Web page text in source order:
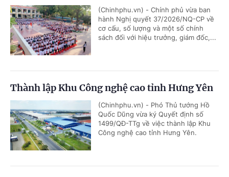
(Chinhphu.vn) - Chính phủ vừa ban
hành Nghị quyết 37/2026/NQ-CP về
cơ cấu, số lượng và một số chính
sách đối với hiệu trưởng, giám đốc,...
Thành lập Khu Công nghệ cao tỉnh Hưng Yên
(Chinhphu.vn) - Phó Thủ tướng Hồ
Quốc Dũng vừa ký Quyết định số
1499/QĐ-TTg về việc thành lập Khu
Công nghệ cao tỉnh Hưng Yên.